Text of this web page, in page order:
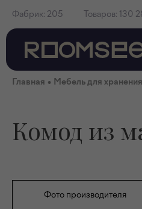
Фабрик: 205 Товаров: 130
Главная • Мебель для хранения
Комод из
Фото производителя